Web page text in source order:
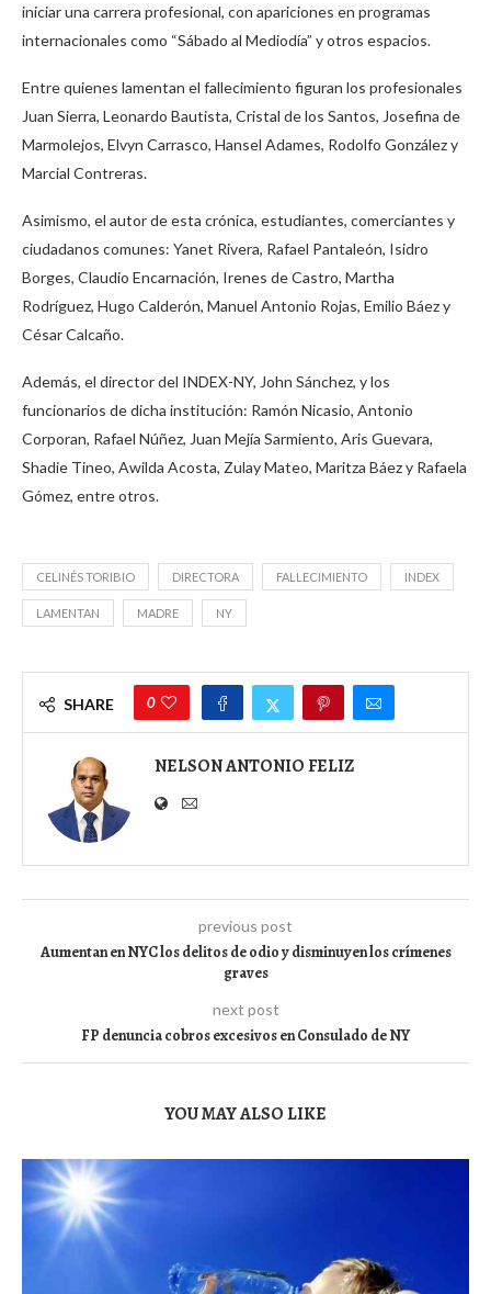
iniciar una carrera profesional, con apariciones en programas
internacionales como “Sábado al Mediodía” y otros espacios.
Entre quienes lamentan el fallecimiento figuran los profesionales
Juan Sierra, Leonardo Bautista, Cristal de los Santos, Josefina de
Marmolejos, Elvyn Carrasco, Hansel Adames, Rodolfo González y
Marcial Contreras.
Asimismo, el autor de esta crónica, estudiantes, comerciantes y
ciudadanos comunes: Yanet Rivera, Rafael Pantaleón, Isidro
Borges, Claudio Encarnación, Irenes de Castro, Martha
Rodríguez, Hugo Calderón, Manuel Antonio Rojas, Emilio Báez y
César Calcaño.
Además, el director del INDEX-NY, John Sánchez, y los
funcionarios de dicha institución: Ramón Nicasio, Antonio
Corporan, Rafael Núñez, Juan Mejía Sarmiento, Aris Guevara,
Shadie Tineo, Awilda Acosta, Zulay Mateo, Maritza Báez y Rafaela
Gómez, entre otros.
CELINÉS TORIBIO DIRECTORA FALLECIMIENTO INDEX
LAMENTAN MADRE NY
SHARE 0
NELSON ANTONIO FELIZ
previous post
Aumentan en NYC los delitos de odio y disminuyen los crímenes
graves
next post
FP denuncia cobros excesivos en Consulado de NY
YOU MAY ALSO LIKE